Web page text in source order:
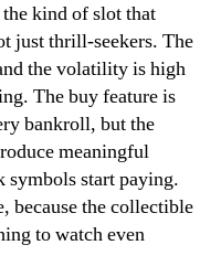
kind of slot that
just thrill-seekers. The
the volatility is high
The buy feature is
bankroll, but the
meaningful
symbols start paying.
because the collectible
to watch even